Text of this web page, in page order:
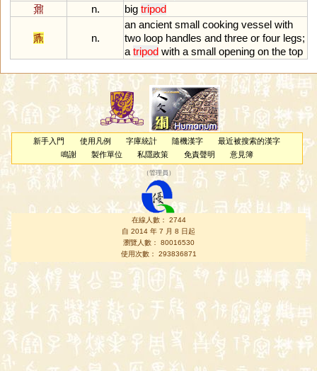
鼐
n. big tripod
鼒 n.
an ancient small cooking vessel with
two loop handles and three or four legs;
a tripod with a small opening on the top
新手入門 使用凡例 字庫統計 隨機漢字
最近被搜索的漢字
鳴謝
製作單位 私隱政策 免責聲明 意見簿
（管理員 ）
在線人數： 2744
自 2014 年 7 月 8 日起
瀏覽人數： 80016530
使用次數： 293836871